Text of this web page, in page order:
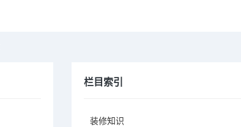
栏目索引
装修知识